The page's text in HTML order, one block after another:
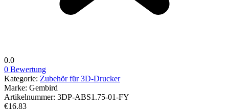
0.0
0 Bewertung
Kategorie: Zubehör für 3D-Drucker
Marke: Gembird
Artikelnummer: 3DP-ABS1.75-01-FY
€16.83